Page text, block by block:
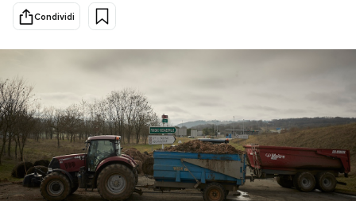
Cultura
Economia
PODCAST
NEWSLETTER
Condividi